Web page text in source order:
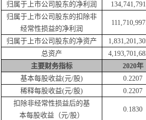
归属于上市公司股东的净利润
归属于上市公司股东的扣除非
经常性损益的净利润
归属于上市公司股东的净资产
总资产
主要财务指标
2020年
基本每股收益(元/股) 0.2207
稀释每股收益(元/股) 0.2207
扣除非经常性损益后的基
本每股收益（元/股）
0.1830